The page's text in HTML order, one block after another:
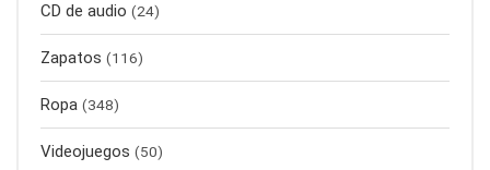
CD de audio (24)
Zapatos (116)
Ropa (348)
Videojuegos (50)